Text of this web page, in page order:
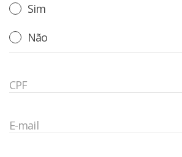
Sim
Não
CPF
E-mail